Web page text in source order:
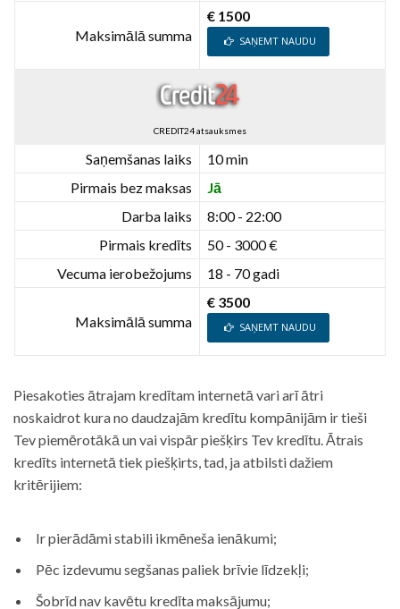
Maksimālā summa
€ 1500
SAŅEMT NAUDU
CREDIT24 atsauksmes
Saņemšanas laiks
10 min
Pirmais bez maksas
Jā
Darba laiks
8:00 - 22:00
Pirmais kredīts
50 - 3000 €
Vecuma ierobežojums
18 - 70 gadi
Maksimālā summa
€ 3500
SAŅEMT NAUDU
Piesakoties ātrajam kredītam internetā vari arī ātri
noskaidrot kura no daudzajām kredītu kompānijām ir tieši
Tev piemērotākā un vai vispār piešķirs Tev kredītu. Ātrais
kredīts internetā tiek piešķirts, tad, ja atbilsti dažiem
kritērijiem:
Ir pierādāmi stabili ikmēneša ienākumi;
Pēc izdevumu segšanas paliek brīvie līdzekļi;
Šobrīd nav kavētu kredīta maksājumu;